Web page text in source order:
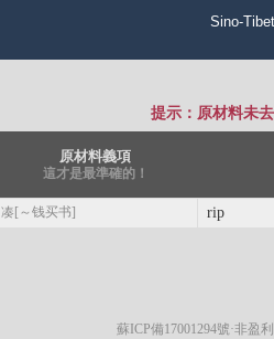
Sino-
提示：原材料未
原材料義項
這才是最準確的！
凑[～钱买书] rip
蘇ICP備17001294號·非盈